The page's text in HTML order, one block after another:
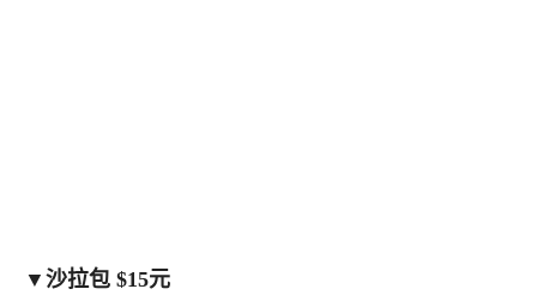
▼沙拉包 $15元